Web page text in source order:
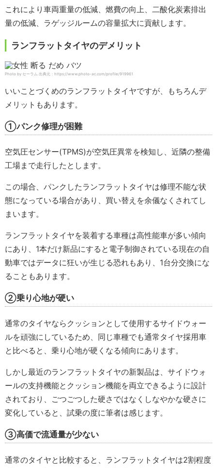
これにより車両重量の低減、燃費の向上、二酸化炭素排出
量の低減、ラゲッジルームの容量拡大に貢献します。
ランフラットタイヤのデメリット
Photo by セーラム 出典元：https://www.photo-ac.com/profile/919961
いいことづくめのランフラットタイヤですが、もちろんデ
メリットもあります。
①パンク修理が困難
空気圧センサー(TPMS)が空気圧異常を検知し、近隣の整備
工場まで走行したとします。
この場合、パンクしたランフラットタイヤは修理不能な状
態になっている場合があり、買い替えを余儀なくされてし
まいます。
ランフラットタイヤを装着する車種は高性能車が多い傾向
にあり、1本だけ新品にすると電子制御されている現在の自
動車ではデータに狂いが生じる恐れもあり、1台分交換にな
ることもあります。
②乗り心地が硬い
通常のタイヤならクッションとして使用するサイドウォー
ルを頑強にしているため、同じ車種でも通常タイヤ採用車
と比べると、乗り心地が硬くなる傾向にあります。
しかし最近のランフラットタイヤの新製品は、サイドウォ
ールの支持機能とクッション機能を両立できるように設計
されており、ごつごつした硬さではなくしなやかな硬さに
変化していると、試乗の度に筆者は感じます。
③高価で流通量が少ない
通常のタイヤと比較すると、ランフラットタイヤは2割程度